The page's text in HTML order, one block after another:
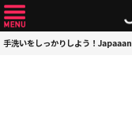
手洗いをしっかりしよう！Japaaan